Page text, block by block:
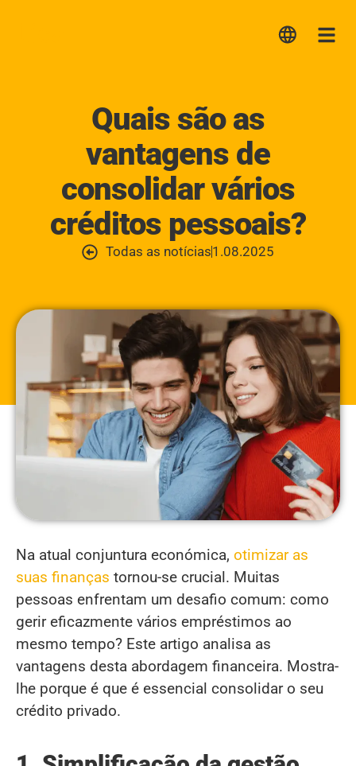
Quais são as
vantagens de
consolidar vários
créditos pessoais?
Todas as notícias1.08.2025
Na atual conjuntura económica, otimizar as
suas finanças tornou-se crucial. Muitas
pessoas enfrentam um desafio comum: como
gerir eficazmente vários empréstimos ao
mesmo tempo? Este artigo analisa as
vantagens desta abordagem financeira. Mostra-
lhe porque é que é essencial consolidar o seu
crédito privado.